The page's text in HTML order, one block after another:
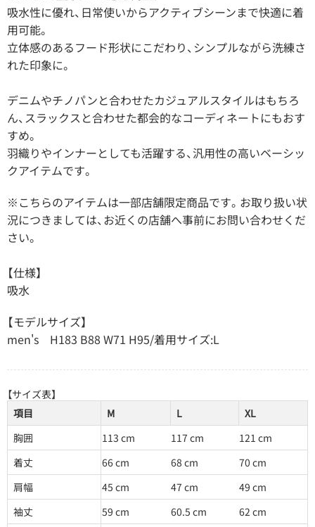
吸水性に優れ、日常使いからアクティブシーンまで快適に着
用可能。
立体感のあるフード形状にこだわり、シンプルながら洗練さ
れた印象に。
デニムやチノパンと合わせたカジュアルスタイルはもちろ
ん、スラックスと合わせた都会的なコーディネートにもおす
すめ。
羽織りやインナーとしても活躍する、汎用性の高いベーシッ
クアイテムです。
※こちらのアイテムは一部店舗限定商品です。お取り扱い状
況につきましては、お近くの店舗へ事前にお問い合わせくだ
さい。
【仕様】
吸水
【モデルサイズ】
men's H183 B88 W71 H95/着用サイズ:L
【サイズ表】
項目
M L
XL
胸囲
113 cm 117 cm
121 cm
着丈
66 cm 68 cm
70 cm
肩幅
45 cm 47 cm
49 cm
袖丈
59 cm 60.5 cm
62 cm